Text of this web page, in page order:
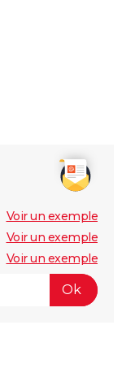
Voir un exemple
Voir un exemple
Voir un exemple